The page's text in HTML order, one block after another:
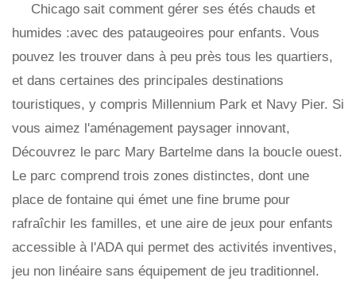
Chicago sait comment gérer ses étés chauds et
humides :avec des pataugeoires pour enfants. Vous
pouvez les trouver dans à peu près tous les quartiers,
et dans certaines des principales destinations
touristiques, y compris Millennium Park et Navy Pier. Si
vous aimez l'aménagement paysager innovant,
Découvrez le parc Mary Bartelme dans la boucle ouest.
Le parc comprend trois zones distinctes, dont une
place de fontaine qui émet une fine brume pour
rafraîchir les familles, et une aire de jeux pour enfants
accessible à l'ADA qui permet des activités inventives,
jeu non linéaire sans équipement de jeu traditionnel.